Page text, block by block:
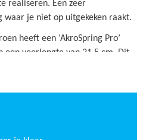
realiseren. Een zeer
waar je niet op uitgekeken raakt.
heeft een ‘AkroSpring Pro’
een veerlengte van 21,5 cm. Dit
en hoge sprong. In
Dit komt doordat het
heeft en hierdoor maar
comfortabel. De